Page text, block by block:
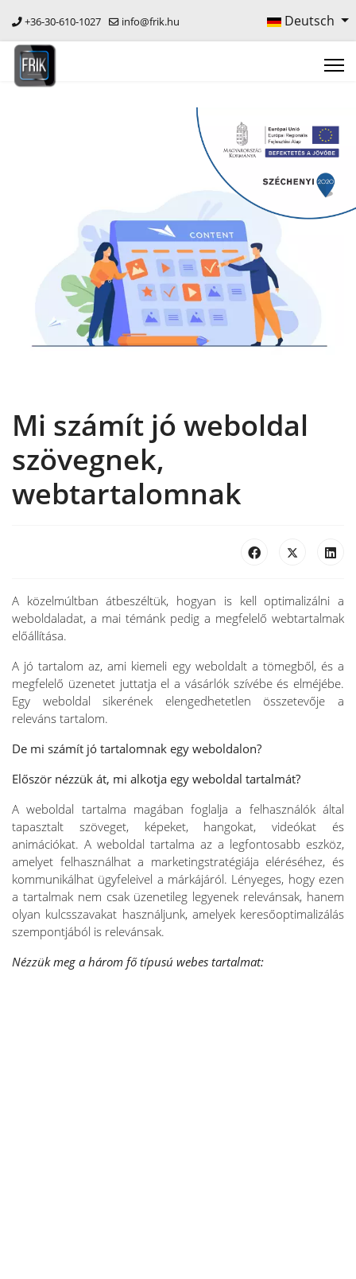
+36-30-610-1027 info@frik.hu Deutsch
Mi számít jó weboldal
szövegnek,
webtartalomnak
A közelmúltban átbeszéltük, hogyan is kell optimalizálni a
weboldaladat, a mai témánk pedig a megfelelő webtartalmak
előállítása.
A jó tartalom az, ami kiemeli egy weboldalt a tömegből, és a
megfelelő üzenetet juttatja el a vásárlók szívébe és elméjébe.
Egy weboldal sikerének elengedhetetlen összetevője a
releváns tartalom.
De mi számít jó tartalomnak egy weboldalon?
Először nézzük át, mi alkotja egy weboldal tartalmát?
A weboldal tartalma magában foglalja a felhasználók által
tapasztalt szöveget, képeket, hangokat, videókat és
animációkat. A weboldal tartalma az a legfontosabb eszköz,
amelyet felhasználhat a marketingstratégiája eléréséhez, és
kommunikálhat ügyfeleivel a márkájáról. Lényeges, hogy ezen
a tartalmak nem csak üzenetileg legyenek relevánsak, hanem
olyan kulcsszavakat használjunk, amelyek keresőoptimalizálás
szempontjából is relevánsak.
Nézzük meg a három fő típusú webes tartalmat: